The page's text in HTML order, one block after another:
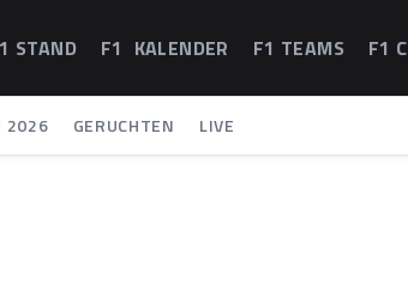
STAND F1 KALENDER F1 TEAMS F1
2026 GERUCHTEN LIVE